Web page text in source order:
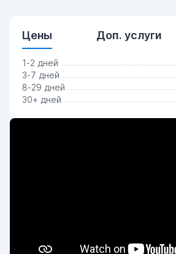
Цены Доп. услуги
1-2 дней
3-7 дней
8-29 дней
30+ дней